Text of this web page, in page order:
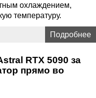
охлаждением,
температуру.
Подробнее
RTX 5090 за
прямо во